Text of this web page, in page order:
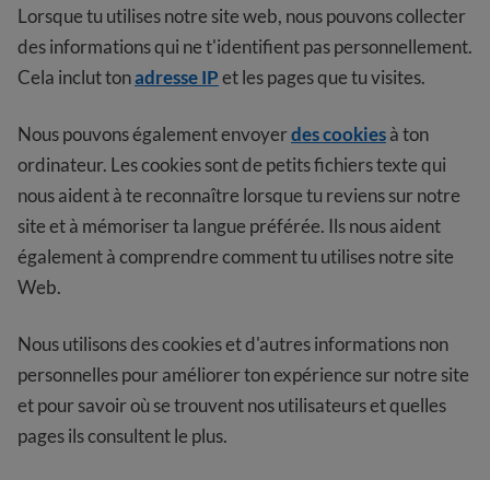
Lorsque tu utilises notre site web, nous pouvons collecter
des informations qui ne t'identifient pas personnellement.
Cela inclut tonadresse IPet les pages que tu visites.
Nous pouvons également envoyerdes cookiesà ton
ordinateur. Les cookies sont de petits fichiers texte qui
nous aident à te reconnaître lorsque tu reviens sur notre
site et à mémoriser ta langue préférée. Ils nous aident
également à comprendre comment tu utilises notre site
Web.
Nous utilisons des cookies et d'autres informations non
personnelles pour améliorer ton expérience sur notre site
et pour savoir où se trouvent nos utilisateurs et quelles
pages ils consultent le plus.